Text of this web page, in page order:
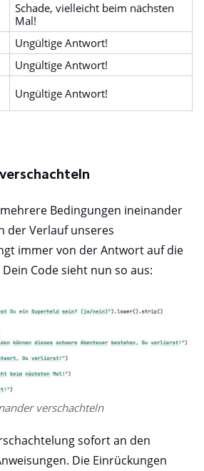
Schade, vielleicht beim nächsten
Mal!
Ungültige Antwort!
Ungültige Antwort!
Ungültige Antwort!
Bedingungen ineinander
der Verlauf unseres
immer von der Antwort auf die
Code sieht nun so aus:
verschachteln
sofort an den
Die Einrückungen